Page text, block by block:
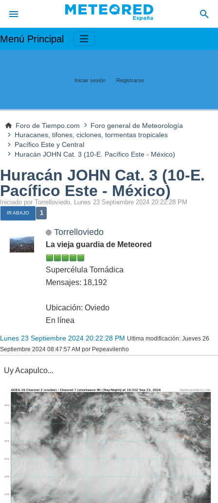
Menú Principal
Iniciar sesión Registrarse
Foro de Tiempo.com
Foro general de Meteorología
Huracanes, tifones, ciclones, tormentas tropicales
Pacífico Este y Central
Huracán JOHN Cat. 3 (10-E. Pacífico Este - México)
Huracán JOHN Cat. 3 (10-E.
Pacífico Este - México)
Iniciado por Torrelloviedo, Lunes 23 Septiembre 2024 20:22:28 PM
IR ABAJO 1
Torrelloviedo
La vieja guardia de Meteored
Supercélula Tornádica
Mensajes: 18,192
Ubicación: Oviedo
En línea
Lunes 23 Septiembre 2024 20:22:28 PM Ultima modificación: Jueves 26
Septiembre 2024 08:47:57 AM por Pepeavilenho
Uy Acapulco...